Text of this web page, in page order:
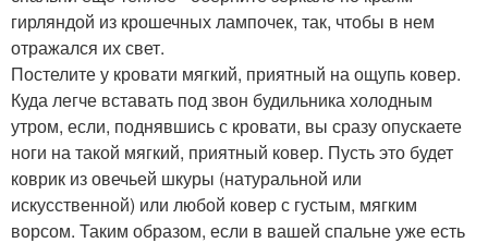
гирляндой из крошечных лампочек, так, чтобы в нем
отражался их свет.
Постелите у кровати мягкий, приятный на ощупь ковер.
Куда легче вставать под звон будильника холодным
утром, если, поднявшись с кровати, вы сразу опускаете
ноги на такой мягкий, приятный ковер. Пусть это будет
коврик из овечьей шкуры (натуральной или
искусственной) или любой ковер с густым, мягким
ворсом. Таким образом, если в вашей спальне уже есть